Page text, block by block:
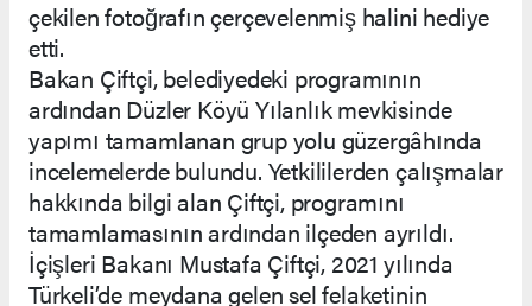
çekilen fotoğrafın çerçevelenmiş halini hediye
etti.
Bakan Çiftçi, belediyedeki programının
ardından Düzler Köyü Yılanlık mevkisinde
yapımı tamamlanan grup yolu güzergâhında
incelemelerde bulundu. Yetkililerden çalışmalar
hakkında bilgi alan Çiftçi, programını
tamamlamasının ardından ilçeden ayrıldı.
İçişleri Bakanı Mustafa Çiftçi, 2021 yılında
Türkeli’de meydana gelen sel felaketinin